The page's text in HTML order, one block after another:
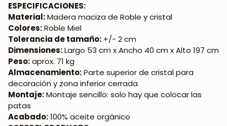
ESPECIFICACIONES:
Material:Madera maciza de Roble y cristal
Colores:Roble Miel
Tolerancia de tamaño: +/- 2 cm
Dimensiones:Largo 53 cm x Ancho 40 cm x Alto 197 cm
Peso:aprox. 71 kg
Almacenamiento:Parte superior de cristal para
decoración y zona inferior cerrada
Montaje:Montaje sencillo: solo hay que colocar las
patas
Acabado:100% aceite orgánico